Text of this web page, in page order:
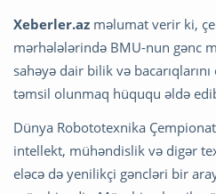
Xeberler.az məlumat verir ki,
mərhələlərində BMU-nun gənc
sahəyə dair bilik və
təmsil olunmaq hüququ əldə
Dünya Robototexnika
intellekt, mühəndislik və digər
eləcə də yenilikçi gəncləri bir